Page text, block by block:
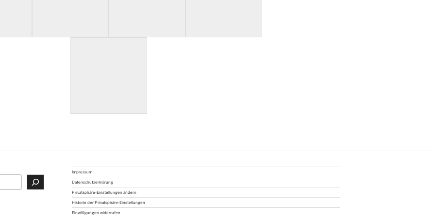
Impressum
Datenschutzerklärung
Privatsphäre-Einstellungen ändern
Historie der Privatsphäre-Einstellungen
Einwilligungen widerrufen